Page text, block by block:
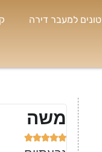
למעבר דירה